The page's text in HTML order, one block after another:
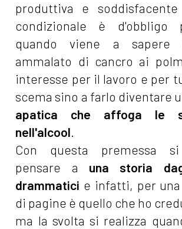
produttiva e
condizionale è d'obbligo
quando viene a sapere
ammalato di cancro ai
interesse per il lavoro e per
scema sino a farlo diventare
apatica che affoga le
nell'alcool.
Con questa premessa
pensare a una storia
drammatici e infatti, per
di pagine è quello che ho
ma la svolta si realizza